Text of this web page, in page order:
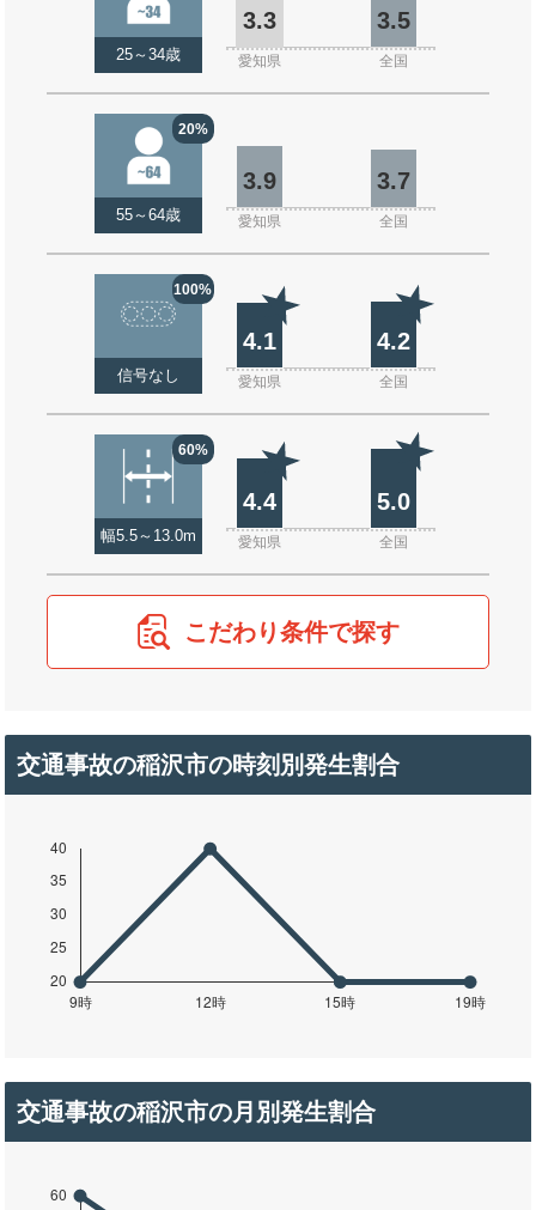
25～34歳
3.3 3.5
愛知県 全国
20%
55～64歳
3.9 3.7
愛知県 全国
100%
信号なし
4.1 4.2
愛知県 全国
60%
幅5.5～13.0m
4.4 5.0
愛知県 全国
こだわり条件で探す
交通事故の稲沢市の時刻別発生割合
交通事故の稲沢市の月別発生割合